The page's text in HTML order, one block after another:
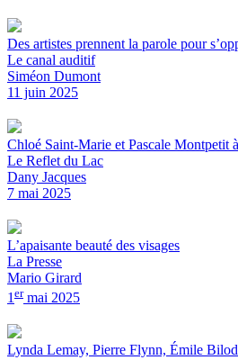
Des artistes prennent la parole pour
Le canal auditif
Siméon Dumont
11 juin 2025
Chloé Saint-Marie et Pascale Montpetit
Le Reflet du Lac
Dany Jacques
7 mai 2025
L’apaisante beauté des visages
La Presse
Mario Girard
1 ermai 2025
Lynda Lemay, Pierre Flynn, Émile